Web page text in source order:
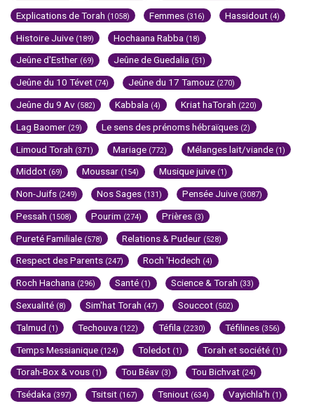
Explications de Torah (1058) Femmes (316) Hassidout (4)
Histoire Juive (189) Hochaana Rabba (18)
Jeûne d'Esther (69) Jeûne de Guedalia (51)
Jeûne du 10 Tévet (74) Jeûne du 17 Tamouz (270)
Jeûne du 9 Av (582) Kabbala (4) Kriat haTorah (220)
Lag Baomer (29) Le sens des prénoms hébraïques (2)
Limoud Torah (371) Mariage (772) Mélanges lait/viande (1)
Middot (69) Moussar (154) Musique juive (1)
Non-Juifs (249) Nos Sages (131) Pensée Juive (3087)
Pessah (1508) Pourim (274) Prières (3)
Pureté Familiale (578) Relations & Pudeur (528)
Respect des Parents (247) Roch 'Hodech (4)
Roch Hachana (296) Santé (1) Science & Torah (33)
Sexualité (8) Sim'hat Torah (47) Souccot (502)
Talmud (1) Techouva (122) Téfila (2230) Téfilines (356)
Temps Messianique (124) Toledot (1) Torah et société (1)
Torah-Box & vous (1) Tou Béav (3) Tou Bichvat (24)
Tsédaka (397) Tsitsit (167) Tsniout (634) Vayichla'h (1)